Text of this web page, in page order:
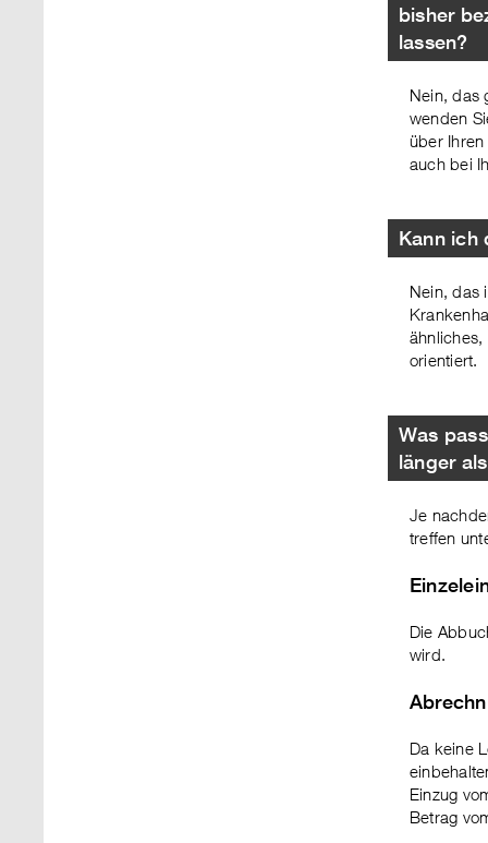
bisher
lassen?
Nein, das
wenden
über
auch bei
Kann ich
Nein, das
orientiert.
Was
länger
Je
treffen
Die
wird.
Da keine
Einzug
Betrag